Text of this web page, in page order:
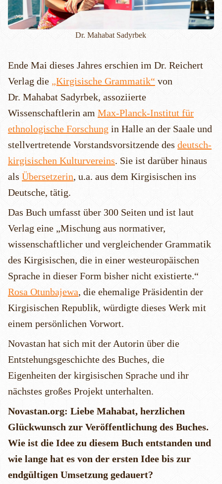
Dr. Mahabat Sadyrbek
Ende Mai dieses Jahres erschien im Dr. Reichert
Verlag die „Kirgisische Grammatik“ von
Dr. Mahabat Sadyrbek, assoziierte
Wissenschaftlerin am Max-Planck-Institut für
ethnologische Forschung in Halle an der Saale und
stellvertretende Vorstandsvorsitzende des deutsch-
kirgisischen Kulturvereins. Sie ist darüber hinaus
als Übersetzerin, u.a. aus dem Kirgisischen ins
Deutsche, tätig.
Das Buch umfasst über 300 Seiten und ist laut
Verlag eine „Mischung aus normativer,
wissenschaftlicher und vergleichender Grammatik
des Kirgisischen, die in einer westeuropäischen
Sprache in dieser Form bisher nicht existierte.“
Rosa Otunbajewa, die ehemalige Präsidentin der
Kirgisischen Republik, würdigte dieses Werk mit
einem persönlichen Vorwort.
Novastan hat sich mit der Autorin über die
Entstehungsgeschichte des Buches, die
Eigenheiten der kirgisischen Sprache und ihr
nächstes großes Projekt unterhalten.
Novastan.org: Liebe Mahabat, herzlichen
Glückwunsch zur Veröffentlichung des Buches.
Wie ist die Idee zu diesem Buch entstanden und
wie lange hat es von der ersten Idee bis zur
endgültigen Umsetzung gedauert?